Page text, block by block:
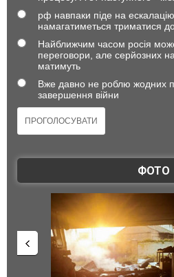
рф навпаки піде на
намагатиметься триматися
Найближчим часом росія
переговори, але серйозних
матимуть
Вже давно не роблю жодних
завершення війни
ФОТО